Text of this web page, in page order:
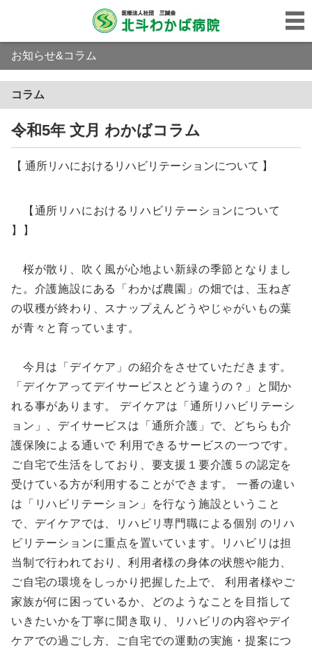
お知らせ&コラム
コラム
令和5年 文月 わかばコラム
【 通所リハにおけるリハビリテーションについて 】
【通所リハにおけるリハビリテーションについて
】】
桜が散り、吹く風が心地よい新緑の季節となりまし
た。介護施設にある「わかば農園」の畑では、玉ねぎ
の収穫が終わり、スナップえんどうやじゃがいもの葉
が青々と育っています。
今月は「デイケア」の紹介をさせていただきます。
「デイケアってデイサービスとどう違うの？」と聞か
れる事があります。 デイケアは「通所リハビリテーシ
ョン」、デイサービスは「通所介護」で、どちらも介
護保険による通いで 利用できるサービスの一つです。
ご自宅で生活をしており、要支援１要介護５の認定を
受けている方が利用することができます。 一番の違い
は「リハビリテーション」を行なう施設ということ
で、デイケアでは、リハビリ専門職による個別 のリハ
ビリテーションに重点を置いています。リハビリは担
当制で行われており、利用者様の身体の状態や能力、
ご自宅の環境をしっかり把握した上で、 利用者様やご
家族が何に困っているか、どのようなことを目指して
いきたいかを丁寧に聞き取り、リハビリの内容やデイ
ケアでの過ごし方、ご自宅での運動の実施・提案につ